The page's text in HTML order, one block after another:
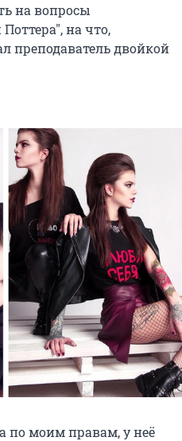
на вопросы
на что,
преподаватель двойкой
по моим правам, у неё